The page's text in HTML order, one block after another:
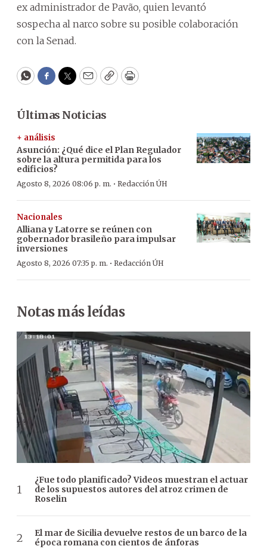
ex administrador de Pavão, quien levantó
sospecha al narco sobre su posible colaboración
con la Senad.
WhatsApp
Facebook
Twitter
EmailCopyPrint
Últimas Noticias
+ análisis
Asunción: ¿Qué dice el Plan Regulador
sobre la altura permitida para los
edificios?
Agosto 8, 2026 08:06 p. m. · Redacción ÚH
Nacionales
Alliana y Latorre se reúnen con
gobernador brasileño para impulsar
inversiones
Agosto 8, 2026 07:35 p. m. · Redacción ÚH
Notas más leídas
¿Fue todo planificado? Videos muestran el actuar
de los supuestos autores del atroz crimen de
Roselin
El mar de Sicilia devuelve restos de un barco de la
época romana con cientos de ánforas